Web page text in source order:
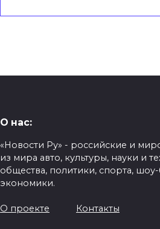
О нас:
«Новости Ру» - российские и
из мира авто, культуры, науки и
общества, политики, спорта,
экономики.
О проекте Контакты